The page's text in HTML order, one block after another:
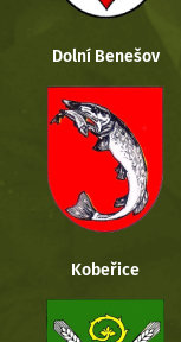
Dolní Benešov
Kobeřice